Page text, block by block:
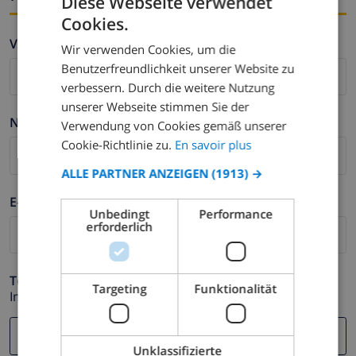
Vorname *
Nachname *
E-mail *
Telefonnummer *
Im Fall Ihre E-mail Adresse nicht korrekt funktioniert.
DUTCH
SPANISH
GERMAN
DANISH
NORWEGIAN
Cookies.
Wir verwenden Cookies, um die
Benutzerfreundlichkeit unserer Website zu
verbessern. Durch die weitere Nutzung
unserer Webseite stimmen Sie der
Verwendung von Cookies gemäß unserer
Cookie-Richtlinie zu. En savoir plus
ALLE PARTNER ANZEIGEN (1913) →
Unbedingt
erforderlich
Performance
Targeting Funktionalität
Unklassifizierte